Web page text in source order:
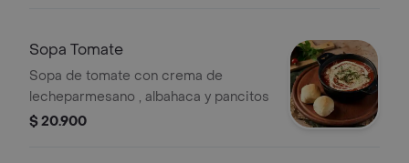
Sopa Tomate
Sopa de tomate con crema de
lecheparmesano , albahaca y pancitos
$ 20.900